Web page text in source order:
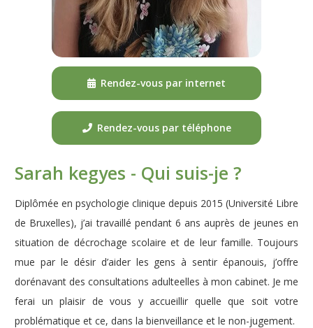
Sarah kegyes - Qui suis-je ?
Diplômée en psychologie clinique depuis 2015 (Université Libre
de Bruxelles), j’ai travaillé pendant 6 ans auprès de jeunes en
situation de décrochage scolaire et de leur famille. Toujours
mue par le désir d’aider les gens à sentir épanouis, j’offre
dorénavant des consultations adulteelles à mon cabinet. Je me
ferai un plaisir de vous y accueillir quelle que soit votre
problématique et ce, dans la bienveillance et le non-jugement.
Rendez-vous par internet
Rendez-vous par téléphone